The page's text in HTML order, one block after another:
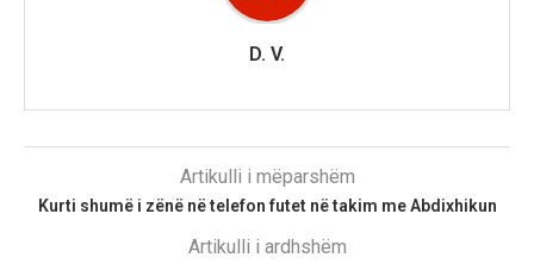
D. V.
Artikulli i mëparshëm
Kurti shumë i zënë në telefon futet në takim me Abdixhikun
Artikulli i ardhshëm